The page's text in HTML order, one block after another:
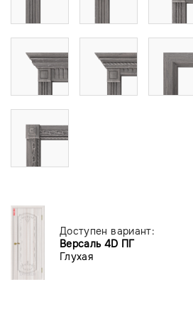
Доступен вариант:
Версаль 4D ПГ
Глухая